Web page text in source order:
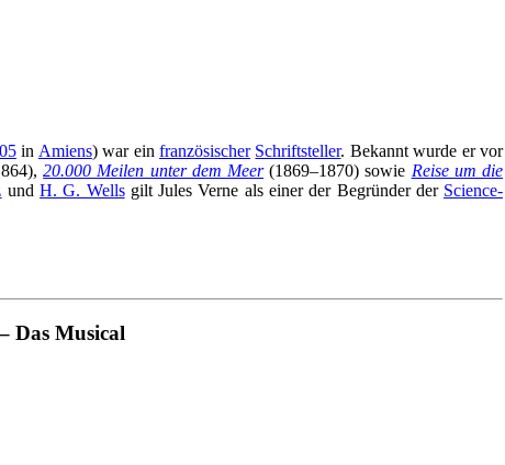
in Amiens) war einfranzösischer Schriftsteller. Bekannt wurde er vor
20.000 Meilen unter dem Meer(1869–1870) sowie Reise um die
undH. G. Wellsgilt Jules Verne als einer der Begründer der Science-
Das Musical